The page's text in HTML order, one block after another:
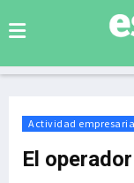
Actividad
El